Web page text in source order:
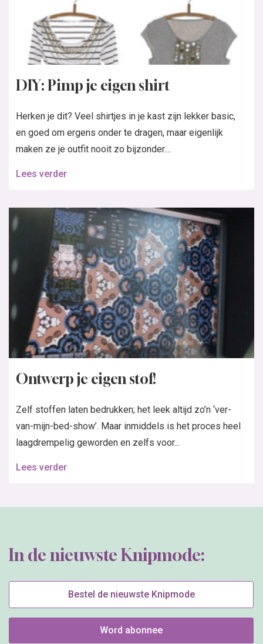
DIY: Pimp je eigen shirt
Herken je dit? Veel shirtjes in je kast zijn lekker basic,
en goed om ergens onder te dragen, maar eigenlijk
maken ze je outfit nooit zo bijzonder....
Lees verder
Ontwerp je eigen stof!
Zelf stoffen laten bedrukken; het leek altijd zo’n ‘ver-
van-mijn-bed-show’. Maar inmiddels is het proces heel
laagdrempelig geworden en zelfs voor...
Lees verder
In de nieuwste Knipmode:
Bestel de nieuwste Knipmode
Word abonnee